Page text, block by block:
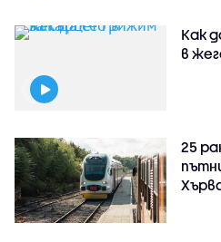
Как
в
25